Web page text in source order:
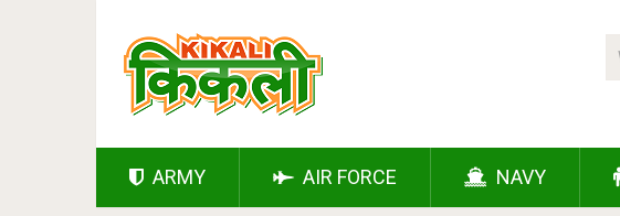
ARMY AIR FORCE NAVY